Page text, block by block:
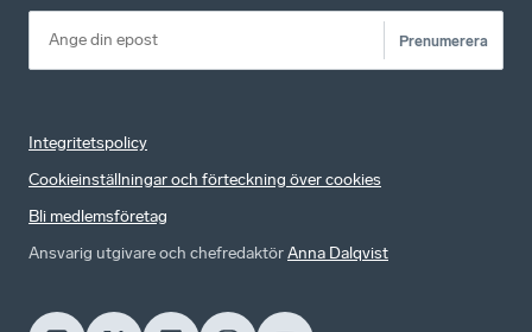
Prenumerera
Integritetspolicy
Cookieinställningar och förteckning över cookies
Bli medlemsföretag
Ansvarig utgivare och chefredaktörAnna Dalqvist